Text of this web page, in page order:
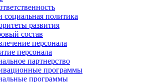
социальная политика
развития
состав
персонала
персонала
партнерство
программы
программы